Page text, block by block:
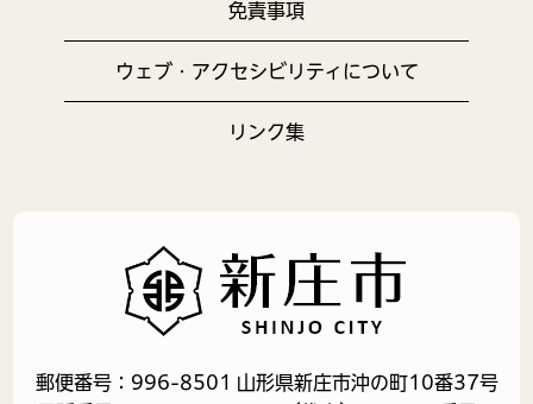
免責事項
ウェブ・アクセシビリティについて
リンク集
郵便番号：996-8501 山形県新庄市沖の町10番37号